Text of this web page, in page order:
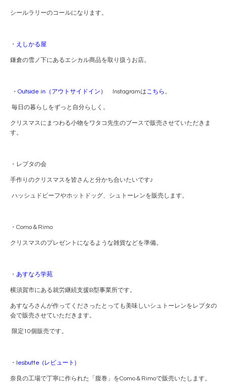
シールラリーのコールになります。
・ えしかる屋
鎌倉の雪ノ下にあるエシカル商品を取り扱うお店。
・ Outside in（アウトサイドイン） Instagramはこちら 。
毎日の暮らしをずっと自分らしく。
クリスマスにまつわる小物をワタコ先生のブースで販売させていただきま
す。
・レプタの会
手作りのクリスマスを皆さんと分かち合いたいです♪
ハッシュドビーフやホットドッグ、シュトーレンを販売します。
・Como＆Rimo
クリスマスのプレゼントになるような雑貨などを準備。
・ あすなろ学苑
横須賀市にある就労継続支援B型事業所です。
あすなろさんが作ってくださったとっても美味しいシュトーレンをレプタの
会で販売させていただきます。
限定10個販売です。
・ lesbutte (レビュート)
奈良の工場で丁寧に作られた「腹巻」をComo＆Rimoで販売いたします。